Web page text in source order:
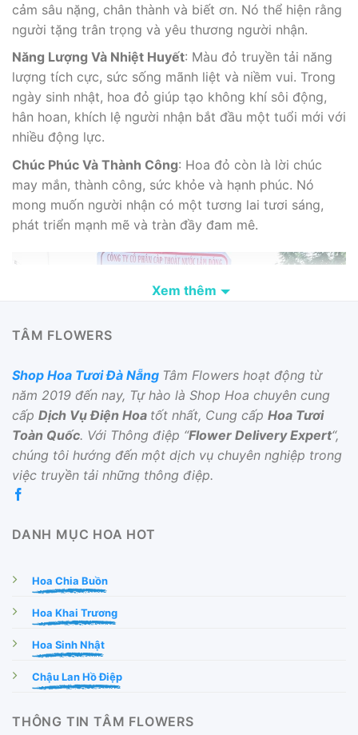
cảm sâu nặng, chân thành và biết ơn. Nó thể hiện rằng
người tặng trân trọng và yêu thương người nhận.
Năng Lượng Và Nhiệt Huyết: Màu đỏ truyền tải năng
lượng tích cực, sức sống mãnh liệt và niềm vui. Trong
ngày sinh nhật, hoa đỏ giúp tạo không khí sôi động,
hân hoan, khích lệ người nhận bắt đầu một tuổi mới với
nhiều động lực.
Chúc Phúc Và Thành Công: Hoa đỏ còn là lời chúc
may mắn, thành công, sức khỏe và hạnh phúc. Nó
mong muốn người nhận có một tương lai tươi sáng,
phát triển mạnh mẽ và tràn đầy đam mê.
Lựa Chọn Hoa Sinh Nhật Tone Đỏ Phù Hợp
Xem thêm
TÂM FLOWERS
Shop Hoa Tươi Đà Nẵng Tâm Flowers hoạt động từ
năm 2019 đến nay, Tự hào là Shop Hoa chuyên cung
cấp Dịch Vụ Điện Hoa tốt nhất, Cung cấp Hoa Tươi
Toàn Quốc. Với Thông điệp “Flower Delivery Expert“,
chúng tôi hướng đến một dịch vụ chuyên nghiệp trong
việc truyền tải những thông điệp.
DANH MỤC HOA HOT
Hoa Chia Buồn
Hoa Khai Trương
Hoa Sinh Nhật
Chậu Lan Hồ Điệp
THÔNG TIN TÂM FLOWERS